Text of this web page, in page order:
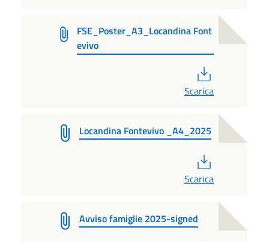
FSE_Poster_A3_Locandina Font
evivo
Scarica
Locandina Fontevivo _A4_2025
Scarica
Avviso famiglie 2025-signed